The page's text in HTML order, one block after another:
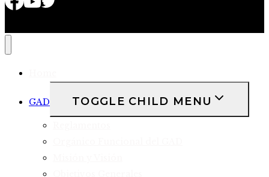
GAD TOGGLE CHILD MENU